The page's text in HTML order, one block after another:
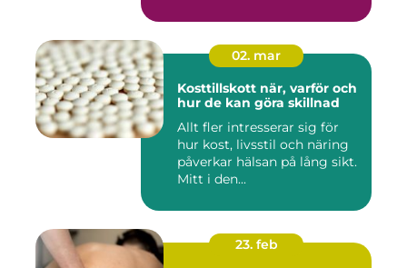
02. mar
Kosttillskott när, varför och
hur de kan göra skillnad
Allt fler intresserar sig för
hur kost, livsstil och näring
påverkar hälsan på lång sikt.
Mitt i den...
23. feb